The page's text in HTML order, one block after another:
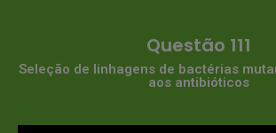
Questão 111
Seleção de linhagens de bactérias
aos antibióticos